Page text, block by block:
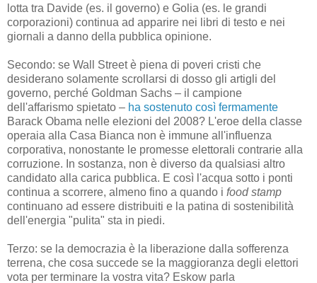
lotta tra Davide (es. il governo) e Golia (es. le grandi
corporazioni) continua ad apparire nei libri di testo e nei
giornali a danno della pubblica opinione.
Secondo: se Wall Street è piena di poveri cristi che
desiderano solamente scrollarsi di dosso gli artigli del
governo, perché Goldman Sachs – il campione
dell'affarismo spietato – ha sostenuto così fermamente
Barack Obama nelle elezioni del 2008? L'eroe della classe
operaia alla Casa Bianca non è immune all'influenza
corporativa, nonostante le promesse elettorali contrarie alla
corruzione. In sostanza, non è diverso da qualsiasi altro
candidato alla carica pubblica. E così l'acqua sotto i ponti
continua a scorrere, almeno fino a quando i food stamp
continuano ad essere distribuiti e la patina di sostenibilità
dell'energia "pulita" sta in piedi.
Terzo: se la democrazia è la liberazione dalla sofferenza
terrena, che cosa succede se la maggioranza degli elettori
vota per terminare la vostra vita? Eskow parla